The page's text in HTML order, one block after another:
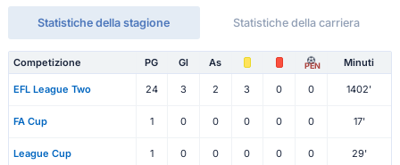
Statistiche della stagione Statistiche della carriera
Competizione PG Gl As PEN Minuti
EFL League Two 24 3 2 3 0 0 1402'
FA Cup 1 0 0 0 0 0 17'
League Cup 1 0 0 0 0 0 29'